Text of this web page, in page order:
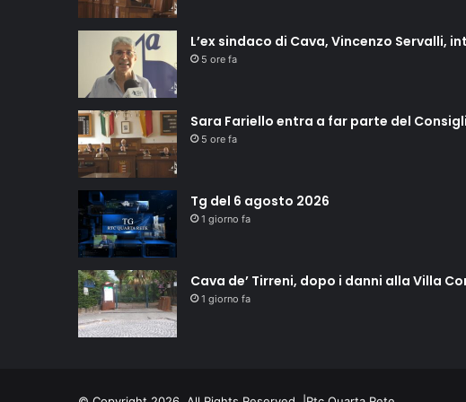
L’ex sindaco di Cava, Vincenzo Servalli,
5 ore fa
Sara Fariello entra a far parte del
5 ore fa
Tg del 6 agosto 2026
1 giorno fa
Cava de’ Tirreni, dopo i danni alla Villa
1 giorno fa